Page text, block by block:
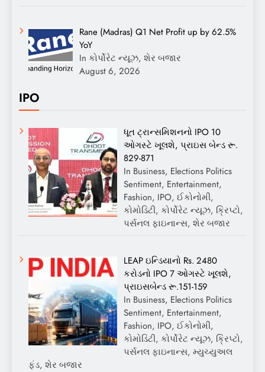
Rane (Madras) Q1 Net Profit up by 62.5%
YoY
In કોર્પોરેટ ન્યૂઝ, શેર બજાર
August 6, 2026
IPO
ધૂત ટ્રાન્સમિશનનો IPO 10
ઓગસ્ટે ખૂલશે, પ્રાઇસ બેન્ડ રૂ.
829-871
In Business, Elections Politics
Sentiment, Entertainment,
Fashion, IPO, ઈકોનોમી,
કોમોડિટી, કોર્પોરેટ ન્યૂઝ, ક્રિપ્ટો,
પર્સનલ ફાઇનાન્સ, શેર બજાર
LEAP ઇન્ડિયાનો Rs. 2480
કરોડનો IPO 7 ઓગસ્ટે ખૂલશે,
પ્રાઇસબેન્ડ રૂ.151-159
In Business, Elections Politics
Sentiment, Entertainment,
Fashion, IPO, ઈકોનોમી,
કોમોડિટી, કોર્પોરેટ ન્યૂઝ, ક્રિપ્ટો,
પર્સનલ ફાઇનાન્સ, મ્યુચ્યુઅલ
ફંડ, શેર બજાર